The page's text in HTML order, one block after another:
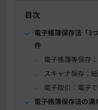
目次
電子帳簿保存法「3
件
電子帳簿等保存
スキャナ保存：
電子取引：電子
電子帳簿保存法の満